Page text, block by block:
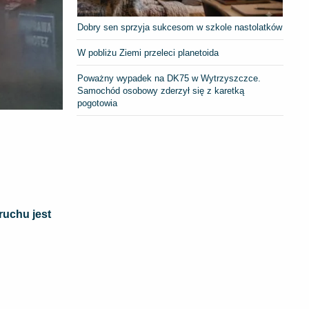
jest
Dobry sen sprzyja sukcesom w szkole nastolatków
W pobliżu Ziemi przeleci planetoida
Poważny wypadek na DK75 w Wytrzyszczce.
Samochód osobowy zderzył się z karetką
pogotowia